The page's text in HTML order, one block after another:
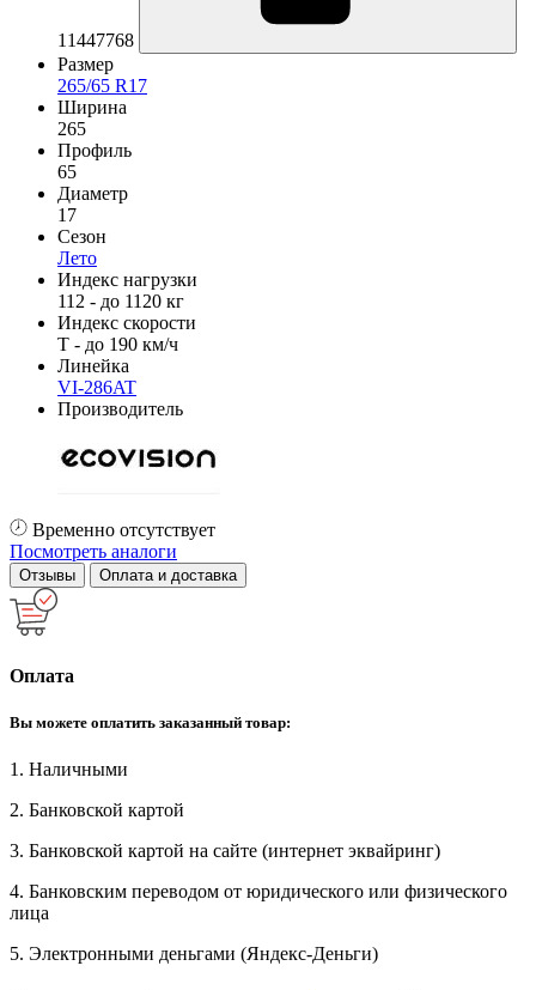
11447768
Размер
265/65 R17
Ширина
265
Профиль
65
Диаметр
17
Сезон
Лето
Индекс нагрузки
112 - до 1120 кг
Индекс скорости
T - до 190 км/ч
Линейка
VI-286AT
Производитель
Временно отсутствует
Посмотреть аналоги
Отзывы Оплата и доставка
Оплата
Вы можете оплатить заказанный товар:
1. Наличными
2. Банковской картой
3. Банковской картой на сайте (интернет эквайринг)
4. Банковским переводом от юридического или физического
лица
5. Электронными деньгами (Яндекс-Деньги)